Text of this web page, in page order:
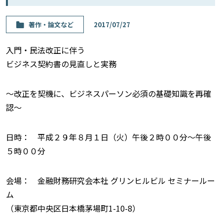
著作・論⽂など 2017/07/27
入門・民法改正に伴う
ビジネス契約書の見直しと実務
〜改正を契機に、ビジネスパーソン必須の基礎知識を再確
認〜
日時： 平成２９年８月１日（火）午後２時００分〜午後
５時００分
会場： 金融財務研究会本社 グリンヒルビル セミナールー
ム
（東京都中央区日本橋茅場町1-10-8）